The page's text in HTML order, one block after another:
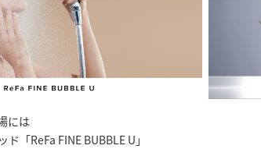
には
「ReFa FINE BUBBLE U」